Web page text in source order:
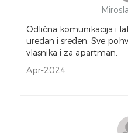
Odlična komunikacija i
uredan i sređen. Sve
vlasnika i za apartman.
Apr-2024